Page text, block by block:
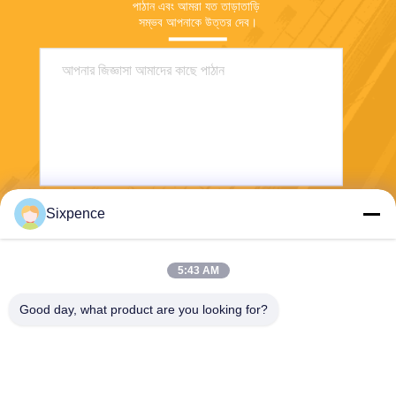
পাঠান এবং আমরা যত তাড়াতাড়ি
সম্ভব আপনাকে উত্তর দেব।
Sixpence
5:43 AM
Good day, what product are you looking for?